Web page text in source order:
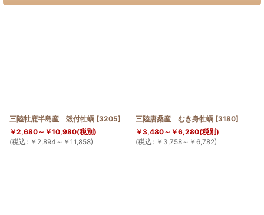
三陸牡鹿半島産 殻付牡蠣 [3205]
￥2,680～ ￥10,980(税別)
(税込 : ￥ 2,894～ ￥ 11,858)
三陸唐桑産 むき身牡蠣 [3180]
￥3,480～ ￥6,280(税別)
(税込 : ￥ 3,758～ ￥ 6,782)